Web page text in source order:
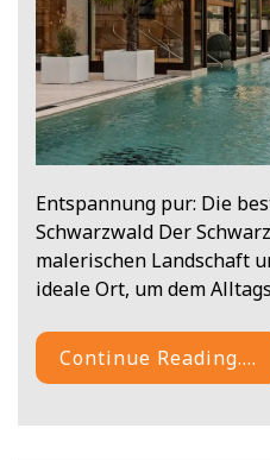
Entspannung pur: Die
Schwarzwald Der
malerischen Landschaft
ideale Ort, um dem
Continue Reading....